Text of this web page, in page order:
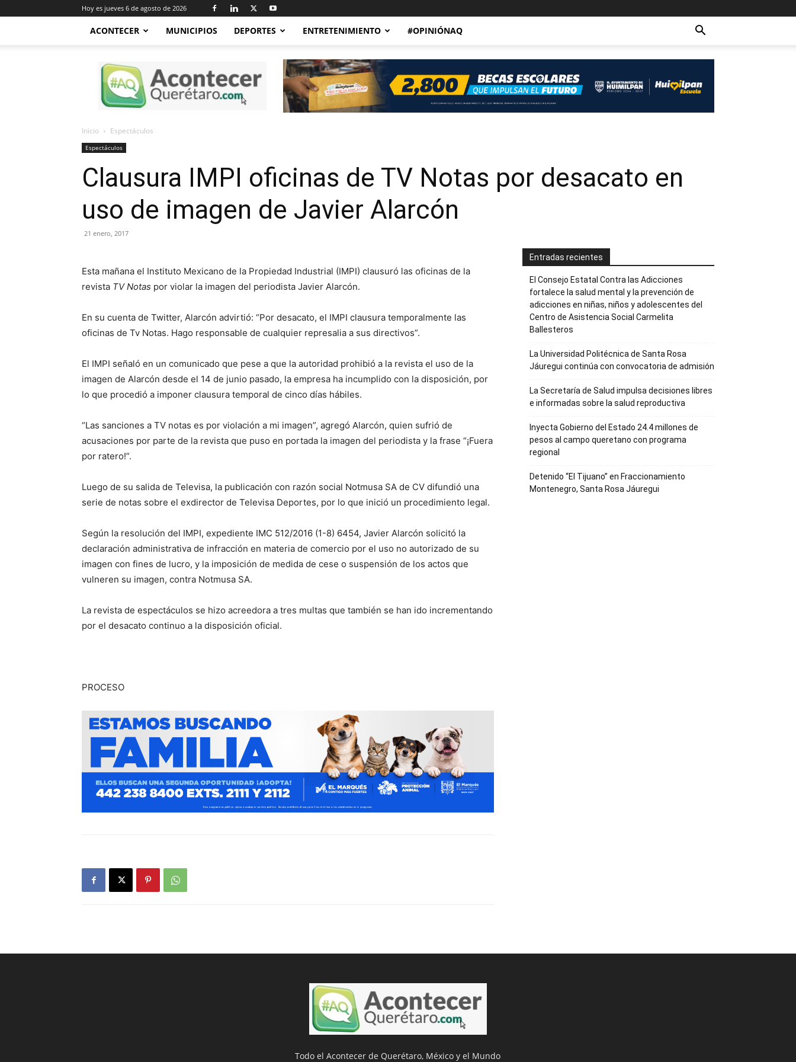
Hoy es jueves 6 de agosto de 2026
ACONTECER MUNICIPIOS DEPORTES ENTRETENIMIENTO #OPINIÓNAQ
Acontecer
Querétaro
Inicio Espectáculos
Espectáculos
Clausura IMPI oficinas de TV Notas por desacato en
uso de imagen de Javier Alarcón
21 enero, 2017
Esta mañana el Instituto Mexicano de la Propiedad Industrial (IMPI) clausuró las oficinas de la
revista TV Notas por violar la imagen del periodista Javier Alarcón.
En su cuenta de Twitter, Alarcón advirtió: “Por desacato, el IMPI clausura temporalmente las
oficinas de Tv Notas. Hago responsable de cualquier represalia a sus directivos”.
El IMPI señaló en un comunicado que pese a que la autoridad prohibió a la revista el uso de la
imagen de Alarcón desde el 14 de junio pasado, la empresa ha incumplido con la disposición, por
lo que procedió a imponer clausura temporal de cinco días hábiles.
“Las sanciones a TV notas es por violación a mi imagen”, agregó Alarcón, quien sufrió de
acusaciones por parte de la revista que puso en portada la imagen del periodista y la frase “¡Fuera
por ratero!”.
Luego de su salida de Televisa, la publicación con razón social Notmusa SA de CV difundió una
serie de notas sobre el exdirector de Televisa Deportes, por lo que inició un procedimiento legal.
Según la resolución del IMPI, expediente IMC 512/2016 (1-8) 6454, Javier Alarcón solicitó la
declaración administrativa de infracción en materia de comercio por el uso no autorizado de su
imagen con fines de lucro, y la imposición de medida de cese o suspensión de los actos que
vulneren su imagen, contra Notmusa SA.
La revista de espectáculos se hizo acreedora a tres multas que también se han ido incrementando
por el desacato continuo a la disposición oficial.
PROCESO
Entradas recientes
El Consejo Estatal Contra las Adicciones
fortalece la salud mental y la prevención de
adicciones en niñas, niños y adolescentes del
Centro de Asistencia Social Carmelita
Ballesteros
La Universidad Politécnica de Santa Rosa
Jáuregui continúa con convocatoria de admisión
La Secretaría de Salud impulsa decisiones libres
e informadas sobre la salud reproductiva
Inyecta Gobierno del Estado 24.4 millones de
pesos al campo queretano con programa
regional
Detenido “El Tijuano” en Fraccionamiento
Montenegro, Santa Rosa Jáuregui
Todo el Acontecer de Querétaro, México y el Mundo